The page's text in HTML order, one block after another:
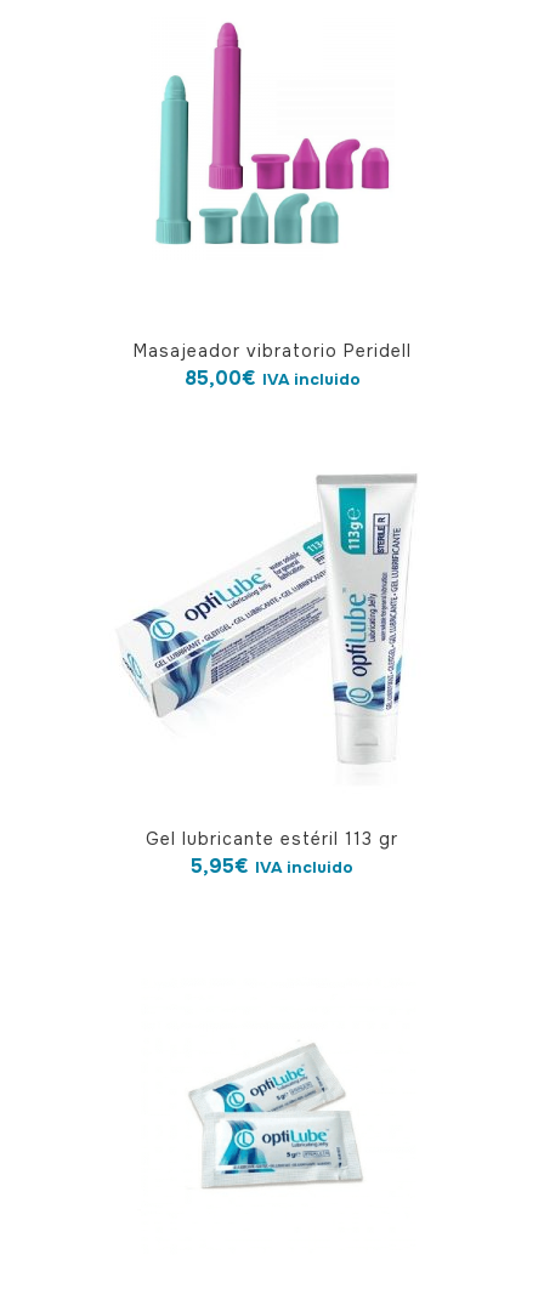
Masajeador vibratorio Peridell
85,00€ IVA incluido
Gel lubricante estéril 113 gr
5,95€ IVA incluido